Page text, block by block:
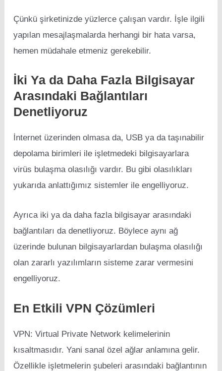
Çünkü şirketinizde yüzlerce çalışan vardır. İşle ilgili
yapılan mesajlaşmalarda herhangi bir hata varsa,
hemen müdahale etmeniz gerekebilir.
İki Ya da Daha Fazla Bilgisayar
Arasındaki Bağlantıları
Denetliyoruz
İnternet üzerinden olmasa da, USB ya da taşınabilir
depolama birimleri ile işletmedeki bilgisayarlara
virüs bulaşma olasılığı vardır. Bu gibi olasılıkları
yukarıda anlattığımız sistemler ile engelliyoruz.
Ayrıca iki ya da daha fazla bilgisayar arasındaki
bağlantıları da denetliyoruz. Böylece aynı ağ
üzerinde bulunan bilgisayarlardan bulaşma olasılığı
olan zararlı yazılımların sisteme zarar vermesini
engelliyoruz.
En Etkili VPN Çözümleri
VPN: Virtual Private Network kelimelerinin
kısaltmasıdır. Yani sanal özel ağlar anlamına gelir.
Özellikle işletmelerin şubeleri arasındaki bağlantının